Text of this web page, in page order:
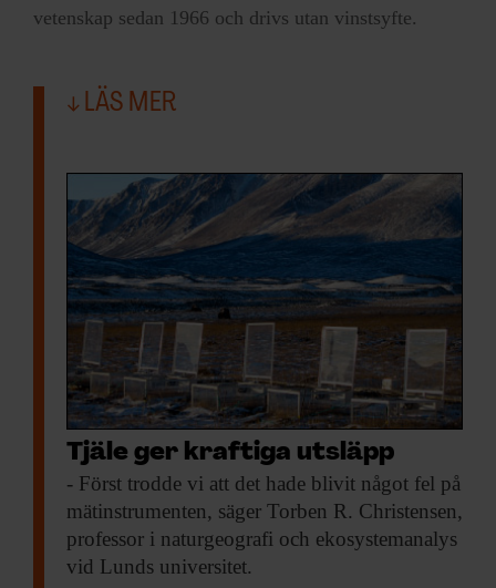
vetenskap sedan 1966 och drivs utan vinstsyfte.
LÄS MER
Tjäle ger kraftiga utsläpp
- Först trodde vi att det hade blivit något fel på
mätinstrumenten, säger Torben R. Christensen,
professor i naturgeografi och ekosystemanalys
vid Lunds universitet.